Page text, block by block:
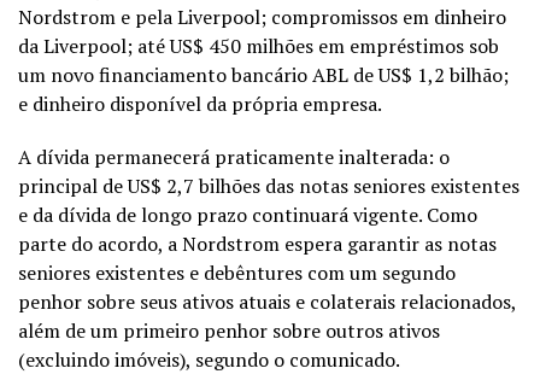
Nordstrom e pela Liverpool; compromissos em dinheiro
da Liverpool; até US$ 450 milhões em empréstimos sob
um novo financiamento bancário ABL de US$ 1,2 bilhão;
e dinheiro disponível da própria empresa.
A dívida permanecerá praticamente inalterada: o
principal de US$ 2,7 bilhões das notas seniores existentes
e da dívida de longo prazo continuará vigente. Como
parte do acordo, a Nordstrom espera garantir as notas
seniores existentes e debêntures com um segundo
penhor sobre seus ativos atuais e colaterais relacionados,
além de um primeiro penhor sobre outros ativos
(excluindo imóveis), segundo o comunicado.